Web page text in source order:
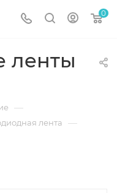
0
ленты
—
лента —